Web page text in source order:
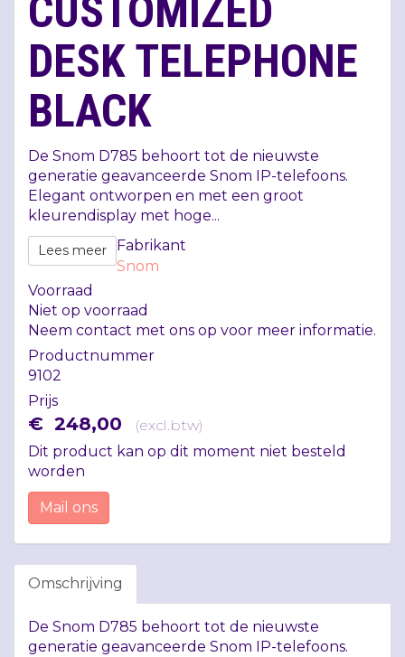
CUSTOMIZED
DESK TELEPHONE
BLACK
De Snom D785 behoort tot de nieuwste
generatie geavanceerde Snom IP-telefoons.
Elegant ontworpen en met een groot
kleurendisplay met hoge...
Lees meer
Fabrikant
Snom
Voorraad
Niet op voorraad
Neem contact met ons op voor meer informatie.
Productnummer
9102
Prijs
€ 248,00 (excl.btw)
Dit product kan op dit moment niet besteld
worden
Mail ons
Omschrijving
De Snom D785 behoort tot de nieuwste
generatie geavanceerde Snom IP-telefoons.